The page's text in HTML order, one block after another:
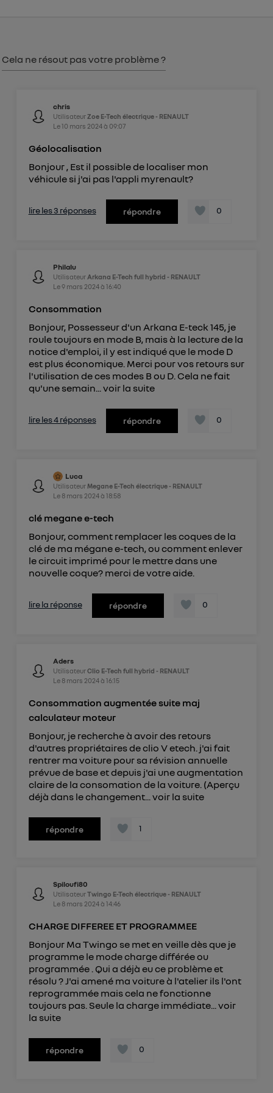
Cela ne résout pas votre problème ?
chris
UtilisateurZoe E-Tech électrique - RENAULT
Le10 mars 2024à 09:07
Géolocalisation
Bonjour , Est il possible de localiser mon
véhicule si j'ai pas l'appli myrenault?
lire les 3 réponses répondre 0
Philalu
Utilisateur Arkana E-Tech full hybrid - RENAULT
Le9 mars 2024à 16:40
Consommation
Bonjour, Possesseur d'un Arkana E-teck 145, je
roule toujours en mode B, mais à la lecture de la
notice d'emploi, il y est indiqué que le mode D
est plus économique. Merci pour vos retours sur
l'utilisation de ces modes B ou D. Cela ne fait
qu'une semain... voir la suite
lire les 4 réponses répondre 0
Luca
Utilisateur Megane E-Tech électrique - RENAULT
Le 8 mars 2024à 18:58
clé megane e-tech
Bonjour, comment remplacer les coques de la
clé de ma mégane e-tech, ou comment enlever
le circuit imprimé pour le mettre dans une
nouvelle coque? merci de votre aide.
lire la réponse répondre 0
Aders
UtilisateurClio E-Tech full hybrid - RENAULT
Le 8 mars 2024à 16:15
Consommation augmentée suite maj
calculateur moteur
Bonjour, je recherche à avoir des retours
d'autres propriétaires de clio V etech. j'ai fait
rentrer ma voiture pour sa révision annuelle
prévue de base et depuis j'ai une augmentation
claire de la consomation de la voiture. (Aperçu
déjà dans le changement... voir la suite
répondre 1
Spiloufi80
UtilisateurTwingo E-Tech électrique - RENAULT
Le 8 mars 2024à 14:46
CHARGE DIFFEREE ET PROGRAMMEE
Bonjour Ma Twingo se met en veille dès que je
programme le mode charge différée ou
programmée . Qui a déjà eu ce problème et
résolu ? J'ai amené ma voiture à l'atelier ils l'ont
reprogrammée mais cela ne fonctionne
toujours pas. Seule la charge immédiate...voir
la suite
répondre 0
personnelles d'Utiq